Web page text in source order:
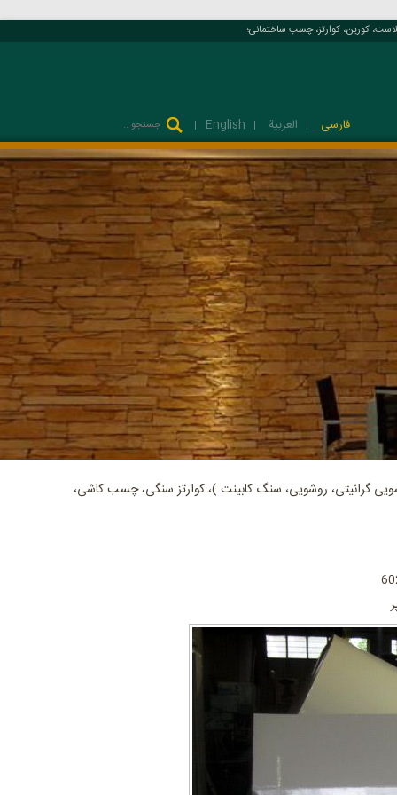
کورین، کوارتز، چسب ساختمانی؛
فارسی العربية English
گرانیتی، روشویی، سنگ کابینت )، کوارتز سنگی، چسب کاشی،